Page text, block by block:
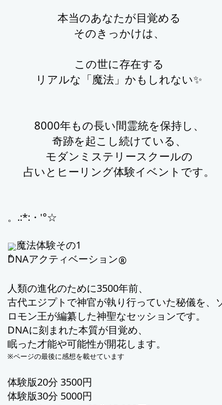
本当のあなたが目覚める
そのきっかけは、
この世に存在する
リアルな「魔法」かもしれない✨️
8000年もの長い間霊統を保持し、
奇跡を起こし続けている、
モダンミステリースクールの
占いとヒーリング体験イベントです。
。.:*:・'°☆
魔法体験その1
DNAアクティベーション®︎
人類の進化のために3500年前、
古代エジプトで神官が執り行っていた秘儀を、
ロモン王が編纂した神聖なセッションです。
DNAに刻まれた本質が目覚め、
眠った才能や可能性が開花します。
※ページの最後に感想を載せています
体験版20分 3500円
体験版30分 5000円